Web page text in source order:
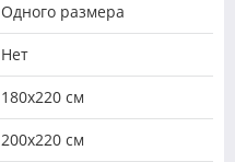
Одного размера
Нет
180х220 см
200х220 см